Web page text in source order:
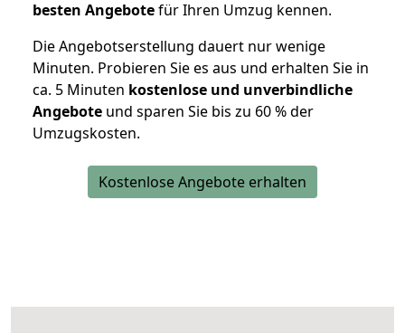
besten Angebotefür Ihren Umzug kennen.
Die Angebotserstellung dauert nur wenige
Minuten. Probieren Sie es aus und erhalten Sie in
ca. 5 Minuten kostenlose und unverbindliche
Angebote und sparen Sie bis zu 60 % der
Umzugskosten.
Kostenlose Angebote erhalten